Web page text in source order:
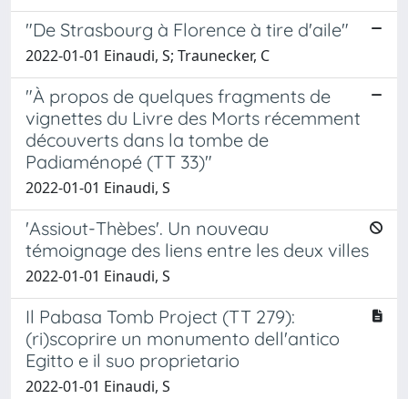
"De Strasbourg à Florence à tire d'aile"
2022-01-01 Einaudi, S; Traunecker, C
"À propos de quelques fragments de
vignettes du Livre des Morts récemment
découverts dans la tombe de
Padiaménopé (TT 33)"
2022-01-01 Einaudi, S
'Assiout-Thèbes'. Un nouveau
témoignage des liens entre les deux villes
2022-01-01 Einaudi, S
Il Pabasa Tomb Project (TT 279):
(ri)scoprire un monumento dell'antico
Egitto e il suo proprietario
2022-01-01 Einaudi, S